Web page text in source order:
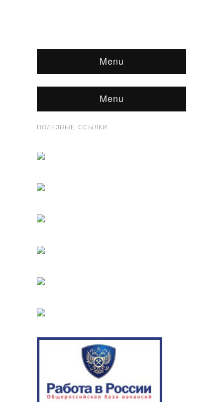
Menu
Menu
ПОЛЕЗНЫЕ ССЫЛКИ